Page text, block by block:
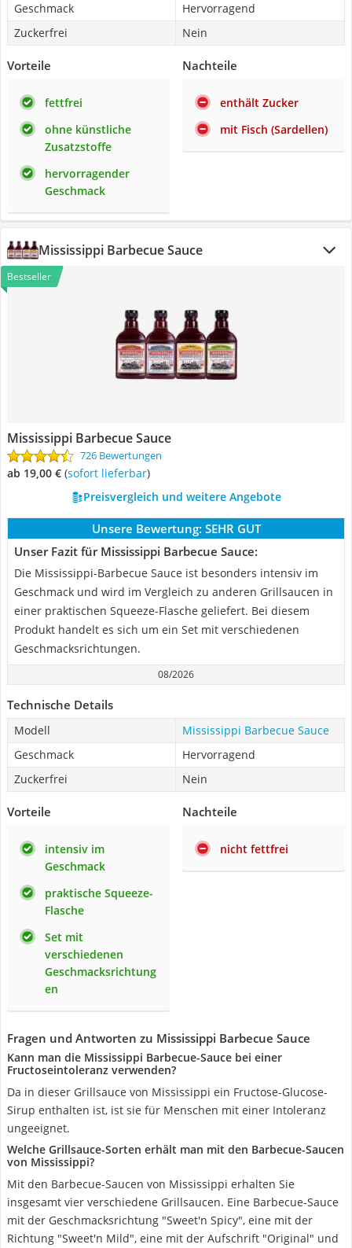
Geschmack
Hervorragend
Zuckerfrei
Nein
Vorteile
fettfrei
ohne künstliche
Zusatzstoffe
hervorragender
Geschmack
Nachteile
enthält Zucker
mit Fisch (Sardellen)
Mississippi Barbecue Sauce
Bestseller
Mississippi Barbecue Sauce
726 Bewertungen
ab 19,00 € ( Sofort lieferbar)
Preisvergleich und weitere Angebote
Unsere Bewertung: SEHR GUT
Unser Fazit für Mississippi Barbecue Sauce:
Die Mississippi-Barbecue Sauce ist besonders intensiv im
Geschmack und wird im Vergleich zu anderen Grillsaucen in
einer praktischen Squeeze-Flasche geliefert. Bei diesem
Produkt handelt es sich um ein Set mit verschiedenen
Geschmacksrichtungen.
08/2026
Technische Details
Modell
Mississippi Barbecue Sauce
Geschmack
Hervorragend
Zuckerfrei
Nein
Vorteile
intensiv im
Geschmack
praktische Squeeze-
Flasche
Set mit
verschiedenen
Geschmacksrichtung
en
Nachteile
nicht fettfrei
Fragen und Antworten zu Mississippi Barbecue Sauce
Kann man die Mississippi Barbecue-Sauce bei einer
Fructoseintoleranz verwenden?
Da in dieser Grillsauce von Mississippi ein Fructose-Glucose-
Sirup enthalten ist, ist sie für Menschen mit einer Intoleranz
ungeeignet.
Welche Grillsauce-Sorten erhält man mit den Barbecue-Saucen
von Mississippi?
Mit den Barbecue-Saucen von Mississippi erhalten Sie
insgesamt vier verschiedene Grillsaucen. Eine Barbecue-Sauce
mit der Geschmacksrichtung "Sweet'n Spicy", eine mit der
Richtung "Sweet'n Mild", eine mit der Aufschrift "Original" und